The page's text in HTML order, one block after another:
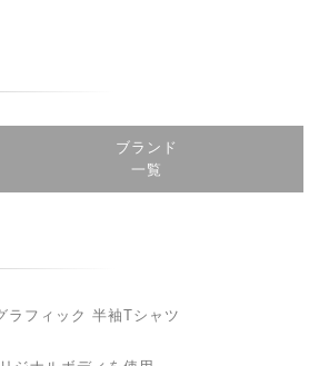
ブランド
一覧
フィック 半袖Tシャツ